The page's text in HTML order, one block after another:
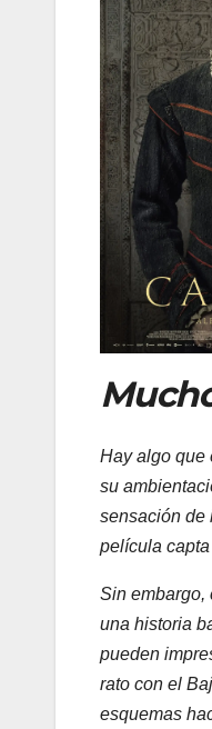
Hay algo que
su
sensación de
película
Sin embargo,
una historia
pueden
rato con el
esquemas